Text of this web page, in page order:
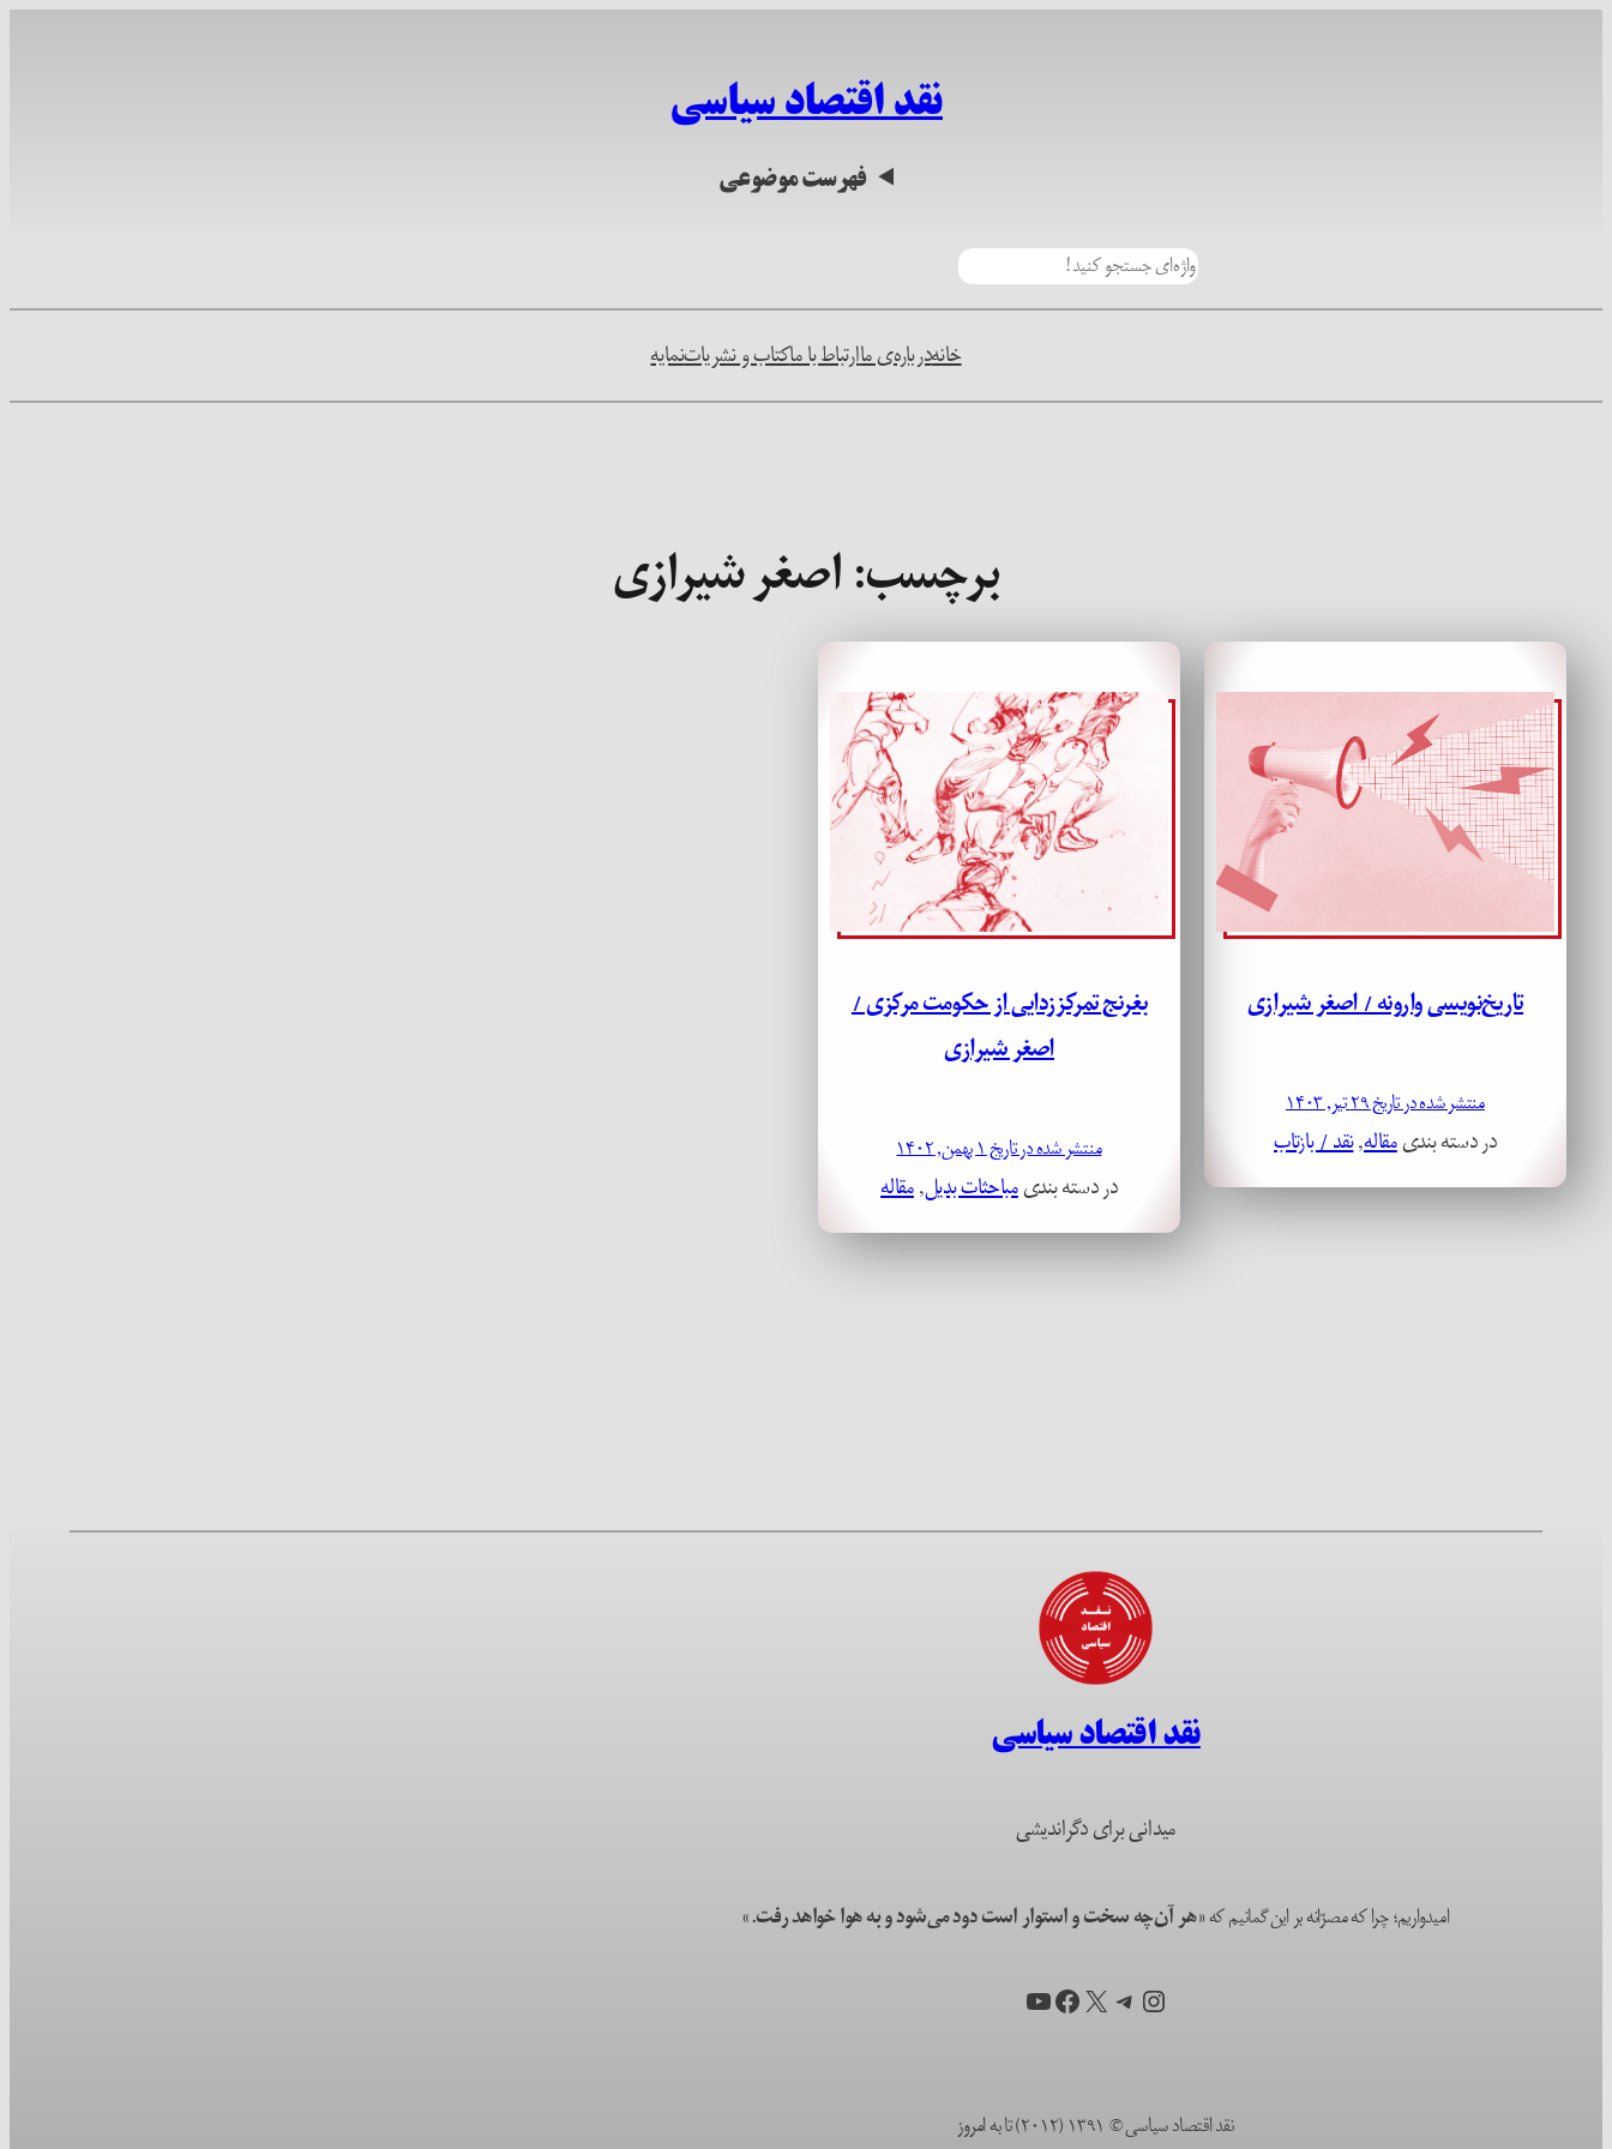
نقد اقتصاد سیاسی
فهرست موضوعی
خانهدرباره‌ی ماارتباط با ماکتاب و نشریاتنمایه
برچسب: اصغر شیرازی
تاریخ‌نویسی وارونه / اصغر شیرازی
منتشر شده در تاریخ ۲۹ تیر, ۱۴۰۳
در دسته بندیمقاله, نقد / بازتاب
بغرنج تمرکززدایی از حکومت مرکزی /
اصغر شیرازی
منتشر شده در تاریخ ۱ بهمن, ۱۴۰۲
در دسته بندیمباحثات بدیل, مقاله
نقد اقتصاد سیاسی
میدانی برای دگراندیشی
امیدواریم؛ چرا که مصرّانه بر این گمانیم که«هر آن‌چه سخت و استوار است دود می‌شود و به هوا خواهد رفت.»
اینستاگرم
تلگرام
X فیس‌بوک
یوتیوب
نقد اقتصاد سیاسی © ۱۳۹۱ (۲۰۱۲) تا به امروز